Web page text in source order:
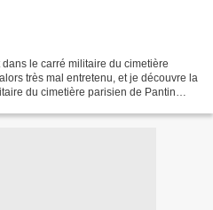
le carré militaire du cimetière
très mal entretenu, et je découvre la
du cimetière parisien de Pantin